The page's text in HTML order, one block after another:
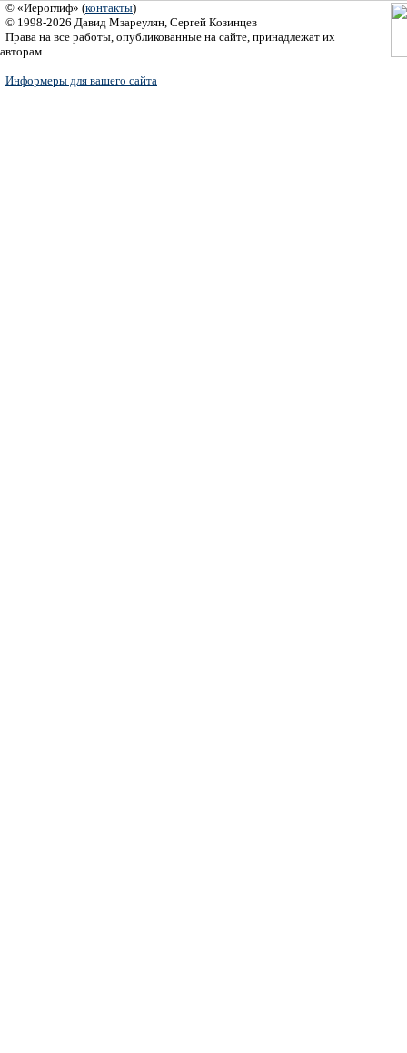
© «Иероглиф» (контакты)
© 1998-2026 Давид Мзареулян, Сергей Козинцев
Права на все работы, опубликованные на сайте, принадлежат их
авторам
Информеры для вашего сайта